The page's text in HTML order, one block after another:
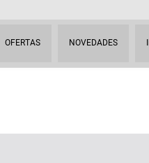
OFERTAS NOVEDADES